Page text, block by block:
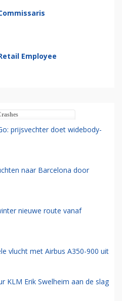
Employee
prijsvechter doet widebody-
naar Barcelona door
nieuwe route vanaf
vlucht met Airbus A350-900 uit
KLM Erik Swelheim aan de slag